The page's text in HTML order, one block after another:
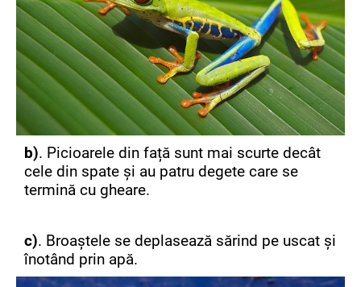
b). Picioarele din față sunt mai scurte decât
cele din spate și au patru degete care se
termină cu gheare.
c). Broaștele se deplasează sărind pe uscat și
înotând prin apă.